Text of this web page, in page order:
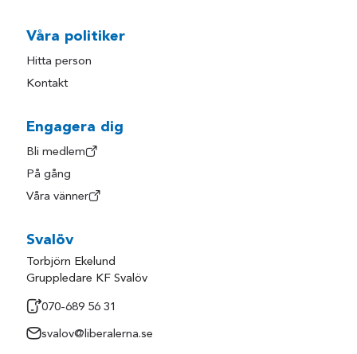
Våra politiker
Hitta person
Kontakt
Engagera dig
Bli medlem
På gång
Våra vänner
Svalöv
Torbjörn Ekelund
Gruppledare KF Svalöv
070-689 56 31
svalov@liberalerna.se